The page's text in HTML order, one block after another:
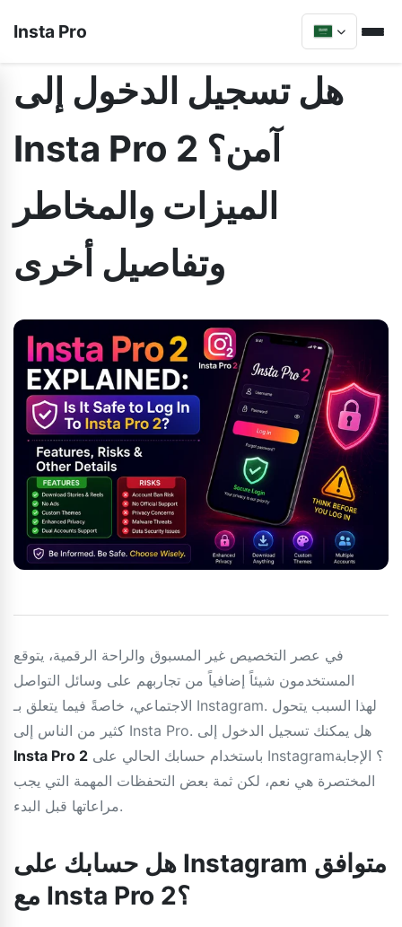
Insta Pro
هل تسجيل الدخول إلى
Insta Pro 2 آمن؟
الميزات والمخاطر
وتفاصيل أخرى
في عصر التخصيص غير المسبوق والراحة الرقمية، يتوقع
المستخدمون شيئاً إضافياً من تجاربهم على وسائل التواصل
الاجتماعي، خاصةً فيما يتعلق بـ Instagram. لهذا السبب يتحول
كثير من الناس إلى Insta Pro. هل يمكنك تسجيل الدخول إلى
Insta Pro 2
المختصرة هي نعم، لكن ثمة بعض التحفظات المهمة التي يجب
مراعاتها قبل البدء.
هل حسابك على Instagram متوافق
مع Insta Pro 2؟